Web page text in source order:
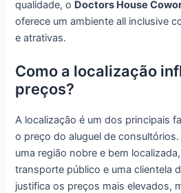
qualidade, o Doctors House
oferece um ambiente all inclusive
e atrativas.
Como a localização
preços?
A localização é um dos principais
o preço do aluguel de
uma região nobre e bem
transporte público e uma clientela
justifica os preços mais elevados,